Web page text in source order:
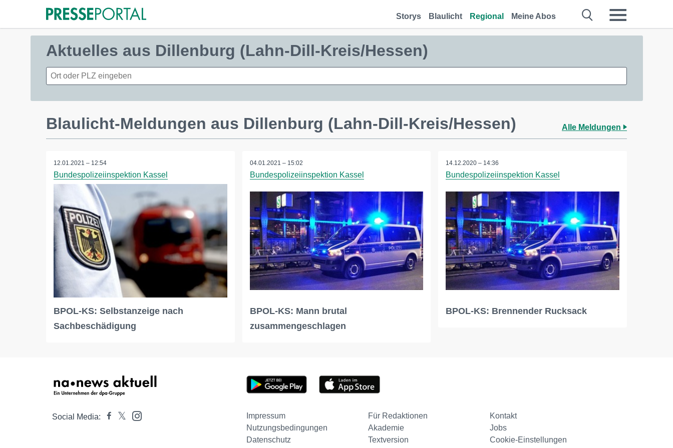
Storys Blaulicht Regional Meine Abos
Aktuelles aus Dillenburg (Lahn-Dill-Kreis/Hessen)
Blaulicht-Meldungen aus Dillenburg (Lahn-Dill-Kreis/Hessen) Alle Meldungen
12.01.2021 – 12:54
Bundespolizeiinspektion Kassel
BPOL-KS: Selbstanzeige nach
Sachbeschädigung
04.01.2021 – 15:02
Bundespolizeiinspektion Kassel
BPOL-KS: Mann brutal
zusammengeschlagen
14.12.2020 – 14:36
Bundespolizeiinspektion Kassel
BPOL-KS: Brennender Rucksack
Social Media: Impressum Für Redaktionen
Kontakt
Nutzungsbedingungen
Akademie
Jobs
Datenschutz
Textversion
Cookie-Einstellungen